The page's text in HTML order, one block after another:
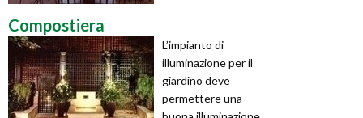
Compostiera
L’impianto di
illuminazione per il
giardino deve
permettere una